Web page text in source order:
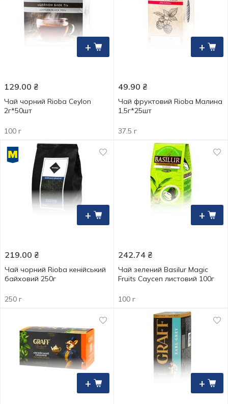
+
129.00 ₴
Чай чорний Rioba Ceylon
2г*50шт
100 г
+
49.90 ₴
Чай фруктовий Rioba Малина
1,5г*25шт
37.5 г
+
219.00 ₴
Чай чорний Rioba кенійський
байховий 250г
250 г
+
242.74 ₴
Чай зелений Basilur Magic
Fruits Саусеп листовий 100г
100 г
+ +